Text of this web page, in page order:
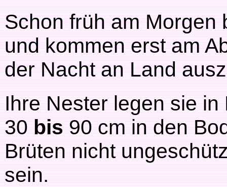
Schon früh am Morgen
und kommen erst am
der Nacht an Land
Ihre Nester legen sie
30bis90 cm in den
Brüten nicht
sein.